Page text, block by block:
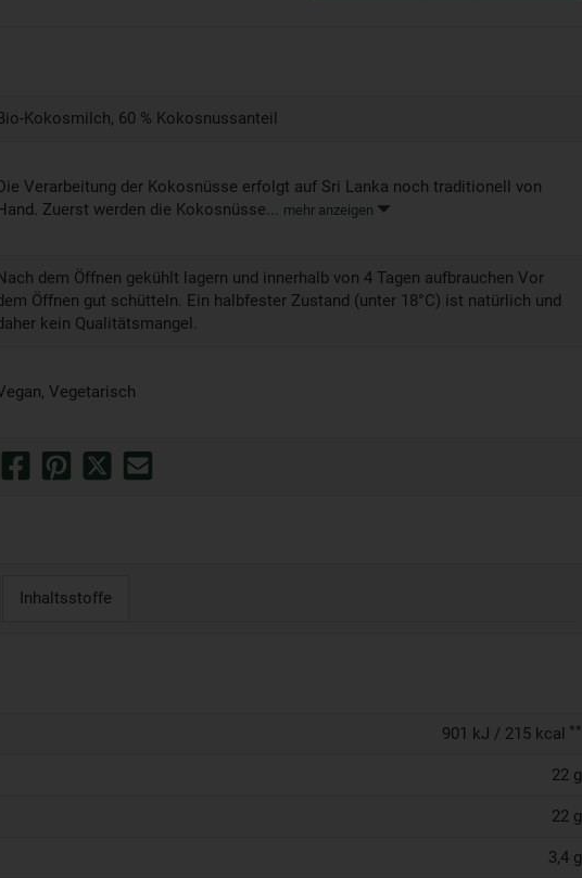
Kokosmilch, 60 % Kokosnussanteil
Verarbeitung der Kokosnüsse erfolgt auf Sri Lanka noch traditionell von
Zuerst werden die Kokosnüsse... mehr anzeigen
dem Öffnen gekühlt lagern und innerhalb von 4 Tagen aufbrauchen Vor
Öffnen gut schütteln. Ein halbfester Zustand (unter 18°C) ist natürlich und
kein Qualitätsmangel.
Vegetarisch
Inhaltsstoffe
901 kJ / 215 kcal **
22 g
22 g
3,4 g